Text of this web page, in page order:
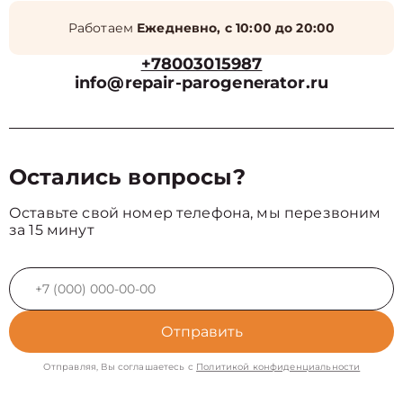
Работаем Ежедневно, с 10:00 до 20:00
+78003015987
info@repair-parogenerator.ru
Остались вопросы?
Оставьте свой номер телефона, мы перезвоним
за 15 минут
Отправить
Отправляя, Вы соглашаетесь с Политикой конфиденциальности